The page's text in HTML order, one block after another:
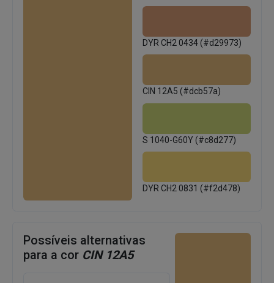
DYR CH2 0434 (#d29973)
CIN 12A5 (#dcb57a)
S 1040-G60Y (#c8d277)
DYR CH2 0831 (#f2d478)
Possíveis alternativas
para a cor CIN 12A5